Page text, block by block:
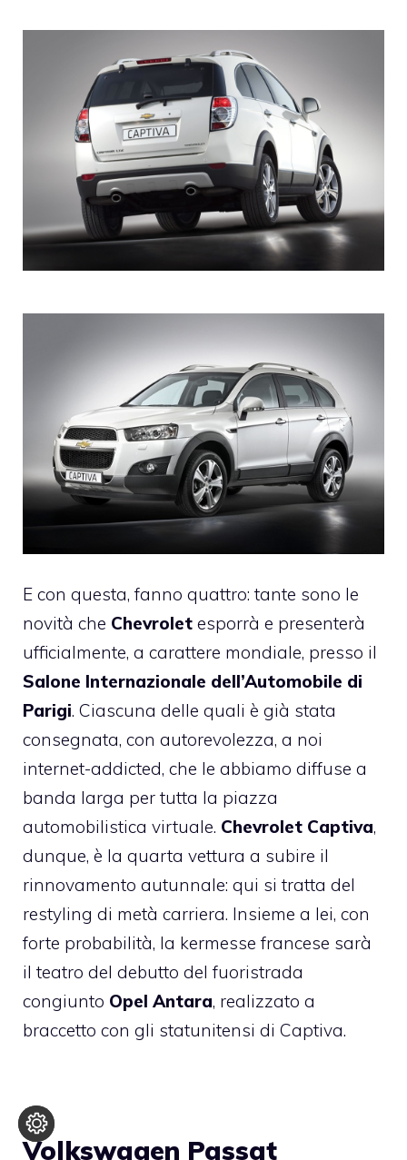
E con questa, fanno quattro: tante sono le
novità che Chevrolet esporrà e presenterà
ufficialmente, a carattere mondiale, presso il
Salone Internazionale dell’Automobile di
Parigi. Ciascuna delle quali è già stata
consegnata, con autorevolezza, a noi
internet-addicted, che le abbiamo diffuse a
banda larga per tutta la piazza
automobilistica virtuale. Chevrolet Captiva,
dunque, è la quarta vettura a subire il
rinnovamento autunnale: qui si tratta del
restyling di metà carriera. Insieme a lei, con
forte probabilità, la kermesse francese sarà
il teatro del debutto del fuoristrada
congiunto Opel Antara, realizzato a
braccetto con gli statunitensi di Captiva.
Volkswagen Passat